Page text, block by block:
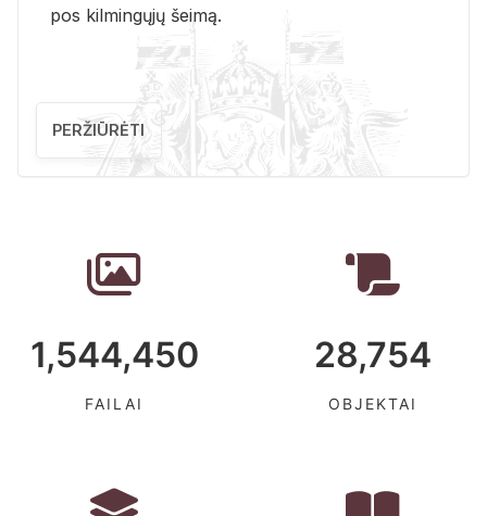
pos kil­min­gų­jų šei­mą.
PERŽIŪRĖTI
1,544,450
FAILAI
28,754
OBJEKTAI